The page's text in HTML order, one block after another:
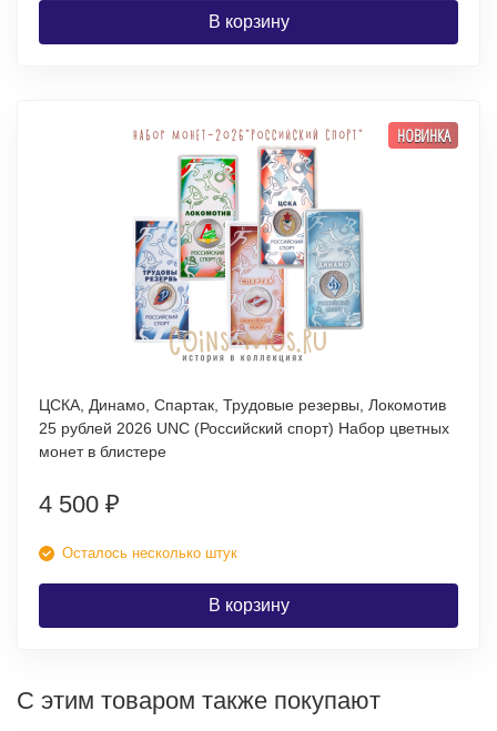
В корзину
НОВИНКА
ЦСКА, Динамо, Спартак, Трудовые резервы, Локомотив
25 рублей 2026 UNC (Российский спорт) Набор цветных
монет в блистере
4 500 ₽
Осталось несколько штук
В корзину
С этим товаром также покупают